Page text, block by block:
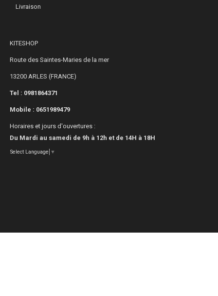
Livraison
KITESHOP
Route des Saintes-Maries de la mer
13200 ARLES (FRANCE)
Tel : 0981864371
Mobile : 0651989479
Horaires et jours d'ouvertures :
Du Mardi au samedi de 9h à 12h et de 14H à 18H
Select Language ▼